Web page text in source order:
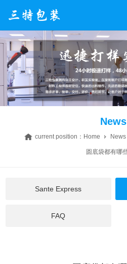
News
current position： Home News
圆底袋都有哪
Sante Express
FAQ